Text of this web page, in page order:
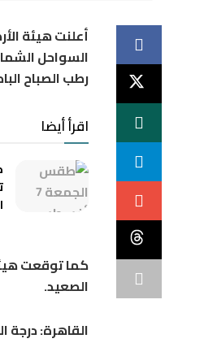
أعلنت هيئة
السواحل
رطب الصباح
اقرأ أيضا
كما توقعت
الصعيد.
القاهرة: درجة الحرارة الصغرى 25